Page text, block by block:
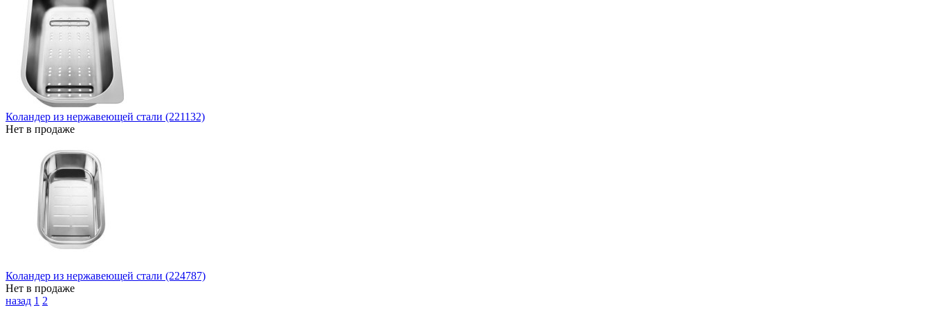
Коландер из нержавеющей стали (221132)
Нет в продаже
Коландер из нержавеющей стали (224787)
Нет в продаже
назад 1 2